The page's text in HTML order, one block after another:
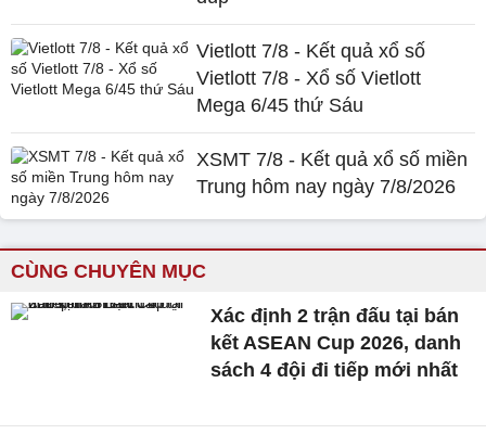
Vietlott 7/8 - Kết quả xổ số
Vietlott 7/8 - Xổ số Vietlott
Mega 6/45 thứ Sáu
XSMT 7/8 - Kết quả xổ số miền
Trung hôm nay ngày 7/8/2026
CÙNG CHUYÊN MỤC
Xác định 2 trận đấu tại bán
kết ASEAN Cup 2026, danh
sách 4 đội đi tiếp mới nhất